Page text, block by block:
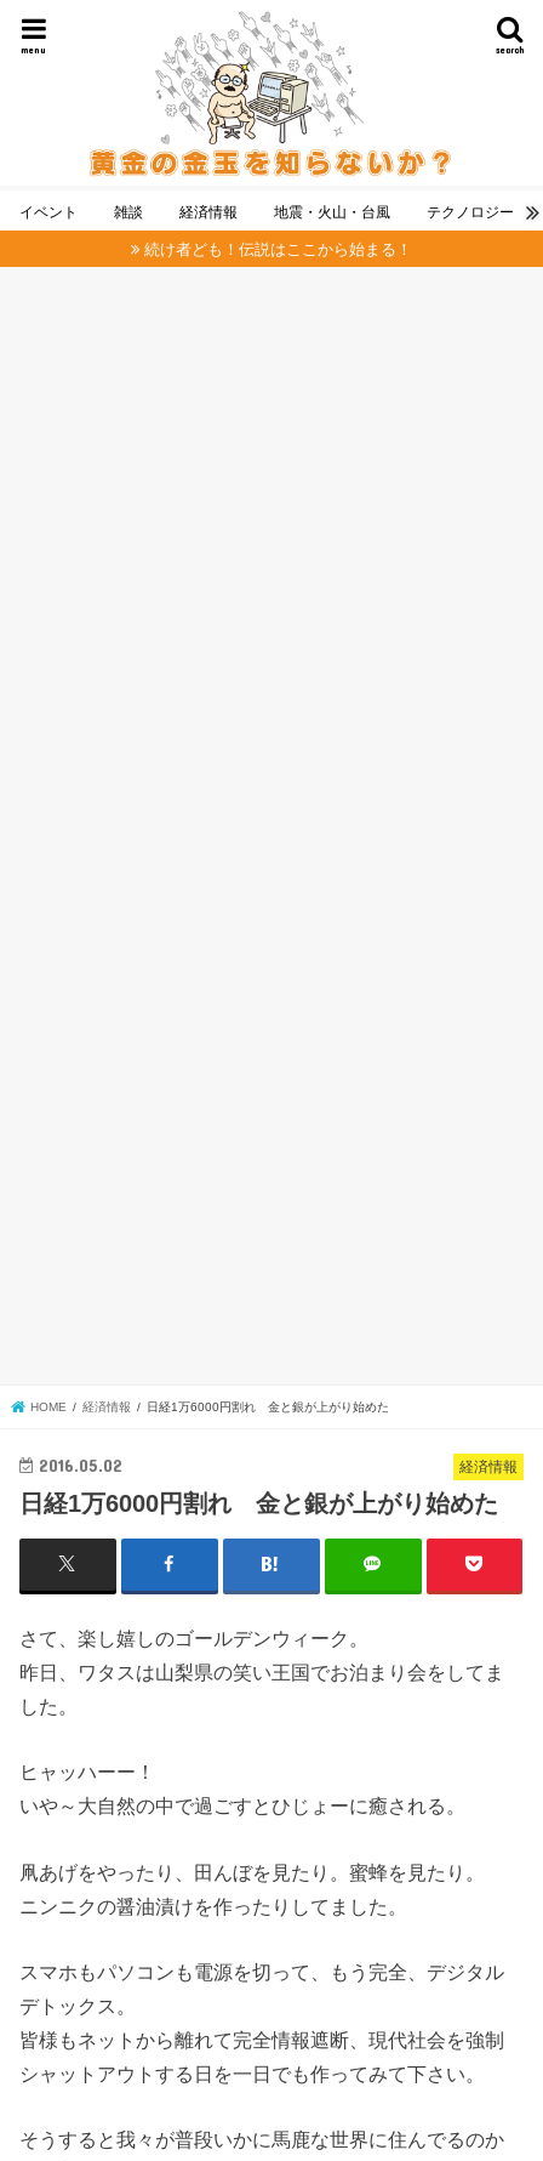
search
menu
イベント 雑談 経済情報 地震・火山・台風 テクノロジー
続け者ども！伝説はここから始まる！
HOME 経済情報 日経1万6000円割れ 金と銀が上がり始めた
経済情報
2016.05.02
日経1万6000円割れ 金と銀が上がり始めた
さて、楽し嬉しのゴールデンウィーク。
昨日、ワタスは山梨県の笑い王国でお泊まり会をしてま
した。
ヒャッハーー！
いや～大自然の中で過ごすとひじょーに癒される。
凧あげをやったり、田んぼを見たり。蜜蜂を見たり。
ニンニクの醤油漬けを作ったりしてました。
スマホもパソコンも電源を切って、もう完全、デジタル
デトックス。
皆様もネットから離れて完全情報遮断、現代社会を強制
シャットアウトする日を一日でも作ってみて下さい。
そうすると我々が普段いかに馬鹿な世界に住んでるのか